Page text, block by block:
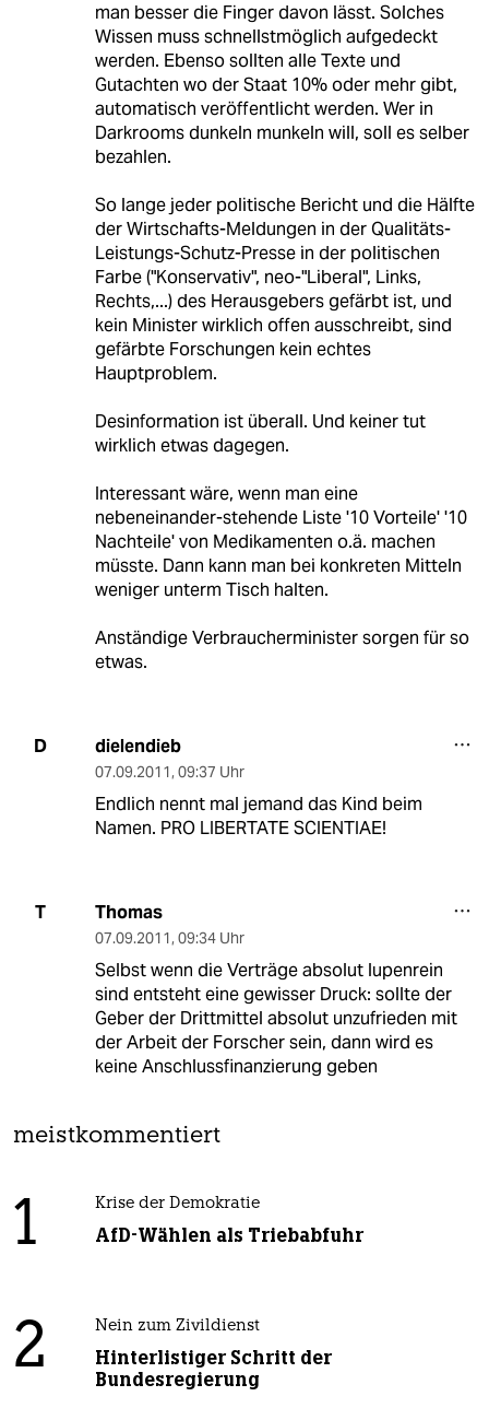
man besser die Finger davon lässt. Solches
Wissen muss schnellstmöglich aufgedeckt
werden. Ebenso sollten alle Texte und
Gutachten wo der Staat 10% oder mehr gibt,
automatisch veröffentlicht werden. Wer in
Darkrooms dunkeln munkeln will, soll es selber
bezahlen.
So lange jeder politische Bericht und die Hälfte
der Wirtschafts-Meldungen in der Qualitäts-
Leistungs-Schutz-Presse in der politischen
Farbe ("Konservativ", neo-"Liberal", Links,
Rechts,...) des Herausgebers gefärbt ist, und
kein Minister wirklich offen ausschreibt, sind
gefärbte Forschungen kein echtes
Hauptproblem.
Desinformation ist überall. Und keiner tut
wirklich etwas dagegen.
Interessant wäre, wenn man eine
nebeneinander-stehende Liste '10 Vorteile' '10
Nachteile' von Medikamenten o.ä. machen
müsste. Dann kann man bei konkreten Mitteln
weniger unterm Tisch halten.
Anständige Verbraucherminister sorgen für so
etwas.
D dielendieb
07.09.2011, 09:37 Uhr
Endlich nennt mal jemand das Kind beim
Namen. PRO LIBERTATE SCIENTIAE!
T Thomas
07.09.2011, 09:34 Uhr
Selbst wenn die Verträge absolut lupenrein
sind entsteht eine gewisser Druck: sollte der
Geber der Drittmittel absolut unzufrieden mit
der Arbeit der Forscher sein, dann wird es
keine Anschlussfinanzierung geben
meistkommentiert
1 Krise der Demokratie
AfD-Wählen als Triebabfuhr
2 Nein zum Zivildienst
Hinterlistiger Schritt der
Bundesregierung